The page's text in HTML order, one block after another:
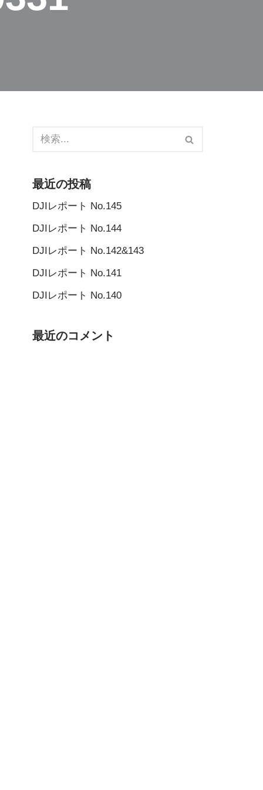
最近の投稿
DJIレポート No.145
DJIレポート No.144
DJIレポート No.142&143
DJIレポート No.141
DJIレポート No.140
最近のコメント